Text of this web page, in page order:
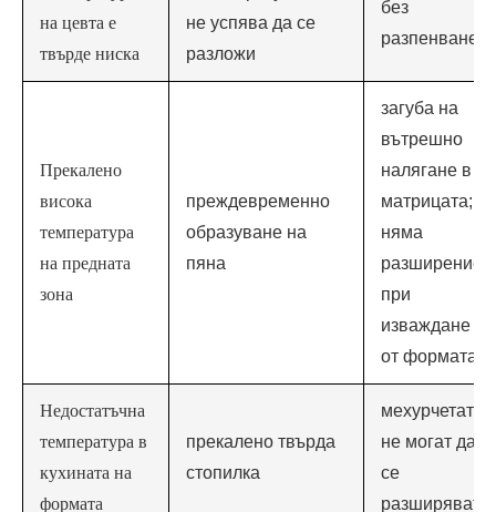
на цевта е
твърде ниска
не успява да се
разложи
без
разпенване
Прекалено
висока
температура
на предната
зона
преждевременно
образуване на
пяна
загуба на
вътрешно
налягане в
матрицата;
няма
разширение
при
изваждане
от формата
Недостатъчна
температура в
кухината на
формата
прекалено твърда
стопилка
мехурчетата
не могат да
се
разширяват